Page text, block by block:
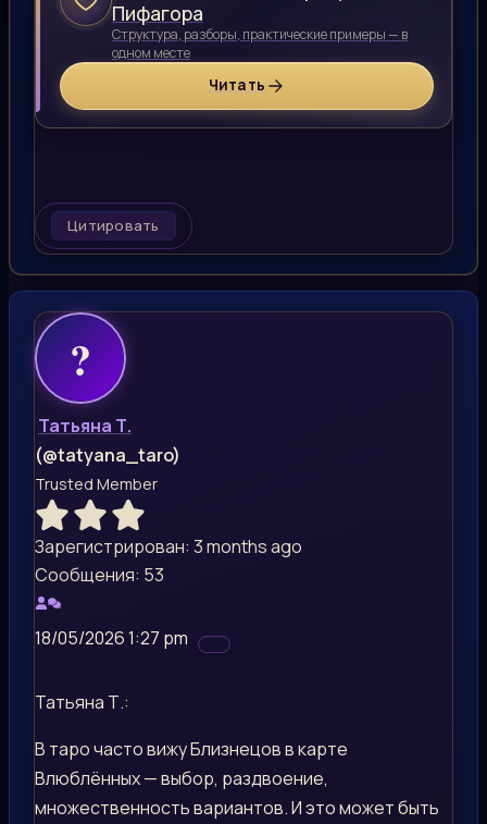
Пифагора
Структура, разборы, практические примеры — в
одном месте
Читать
Цитировать
Татьяна Т.
(@tatyana_taro)
Trusted Member
Зарегистрирован: 3 months ago
Сообщения: 53
18/05/2026 1:27 pm
Татьяна Т.:
В таро часто вижу Близнецов в карте
Влюблённых — выбор, раздвоение,
множественность вариантов. И это может быть